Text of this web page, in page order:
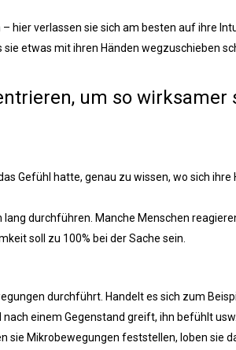
hier verlassen sie sich am besten auf ihre
etwas mit ihren Händen wegzuschieben
um so wirksamer
Gefühl hatte, genau zu wissen, wo sich ihre
durchführen. Manche Menschen
soll zu 100% bei der Sache sein.
durchführt. Handelt es sich zum
einem Gegenstand greift, ihn befühlt usw…
Mikrobewegungen feststellen, loben sie